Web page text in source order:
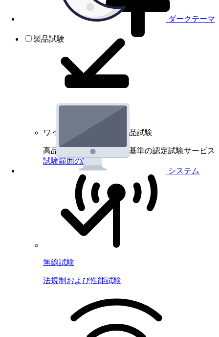
ダークテーマ
システム
製品試験
ワイヤレスデバイスの製品試験
高品質規格に基づく国際基準の認定試験サービス
試験範囲の詳細
無線試験
法規制および性能試験